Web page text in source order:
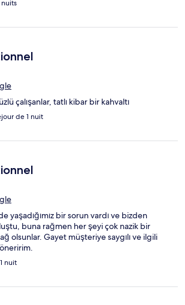
çalışanlar, tatlı kibar bir kahvaltı
de 1 nuit
yaşadığımız bir sorun vardı ve bizden
buna rağmen her şeyi çok nazik bir
olsunlar. Gayet müşteriye saygılı ve ilgili
nuit